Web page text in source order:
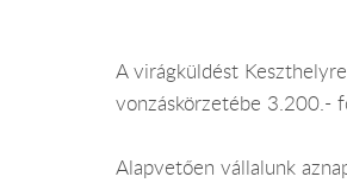
A virágküldést
vonzáskörzetébe 3.200.-
Alapvetően vállalunk